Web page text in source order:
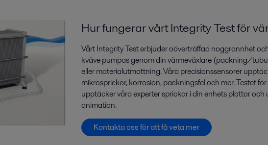
Hur fungerar vårt Integrity Test för
Vårt Integrity Test erbjuder oöverträffad noggrannhet
kväve pumpas genom din värmeväxlare (packning/
eller materialutmattning. Våra precisionssensorer
mikrosprickor, korrosion, packningsfel och mer. Testet
upptäcker våra experter sprickor i din enhets plattor
animation.
Kontakta oss för att få veta mer